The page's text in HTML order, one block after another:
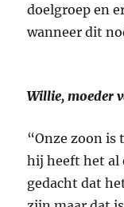
doelgroep en
wanneer dit
Willie, moeder
“Onze zoon is
hij heeft het al
gedacht dat